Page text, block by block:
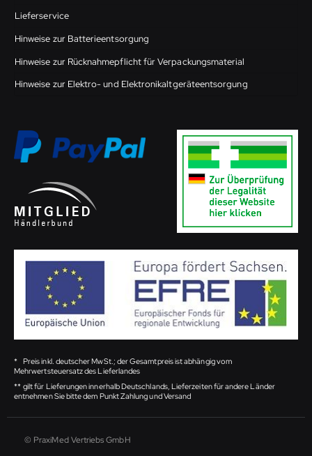
Lieferservice
Hinweise zur Batterieentsorgung
Hinweise zur Rücknahmepflicht für Verpackungsmaterial
Hinweise zur Elektro- und Elektronikaltgeräteentsorgung
* Preis inkl. deutscher MwSt.; der Gesamtpreis ist abhängig vom
Mehrwertsteuersatz des Lieferlandes
** gilt für Lieferungen innerhalb Deutschlands, Lieferzeiten für andere Länder
entnehmen Sie bitte dem Punkt Zahlung und Versand
© PraxiMed Vertriebs GmbH